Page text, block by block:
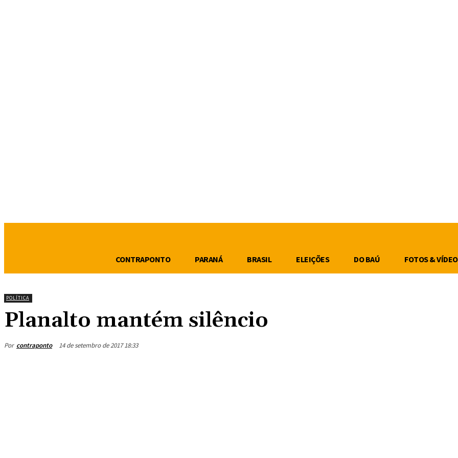
CONTRAPONTO PARANÁ BRASIL ELEIÇÕES DO BAÚ FOTOS &
POLÍTICA
Planalto mantém silêncio
Por contraponto 14 de setembro de 2017 18:33